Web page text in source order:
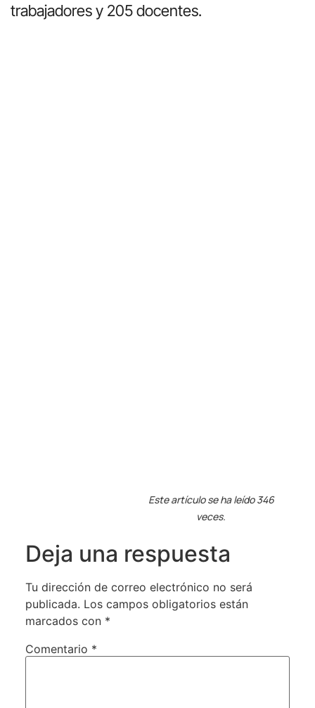
trabajadores y 205 docentes.
Este artículo se ha leído 346
veces.
Deja una respuesta
Tu dirección de correo electrónico no será
publicada. Los campos obligatorios están
marcados con *
Comentario *